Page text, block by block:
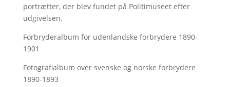
portrætter, der blev fundet på Politimuseet efter
udgivelsen.
Forbryderalbum for udenlandske forbrydere 1890-
1901
Fotografialbum over svenske og norske forbrydere
1890-1893